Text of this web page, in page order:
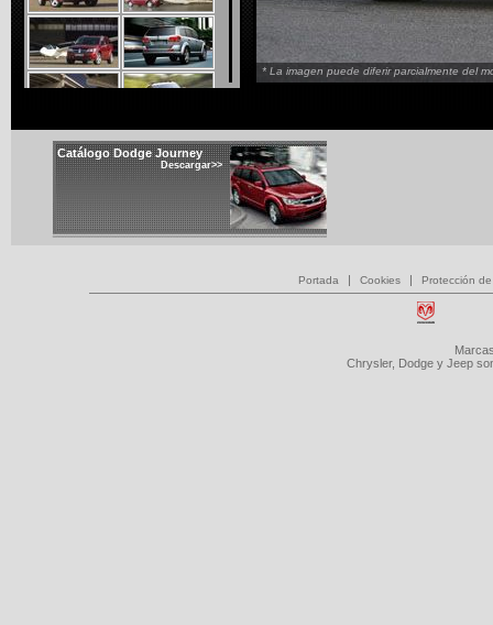
* La imagen puede diferir parcialmente del
Catálogo Dodge Journey
Descargar>>
Portada | Cookies | Protección
Chrysler, Dodge y Jeep